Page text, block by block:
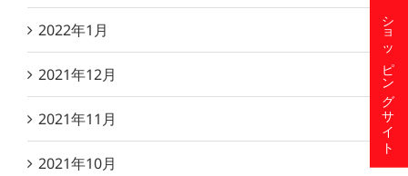
2022年1月
2021年12月
2021年11月
2021年10月
ショッピングサイト